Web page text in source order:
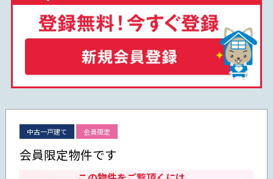
中古一戸建て 会員限定
会員限定物件です